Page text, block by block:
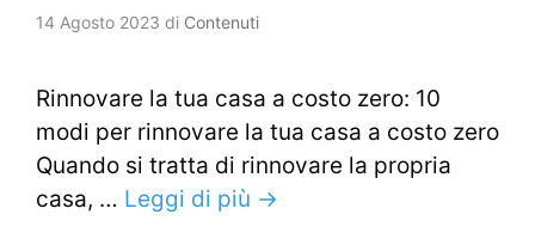
14 Agosto 2023 di Contenuti
Rinnovare la tua casa a costo zero: 10
modi per rinnovare la tua casa a costo zero
Quando si tratta di rinnovare la propria
casa, … Leggi di più →